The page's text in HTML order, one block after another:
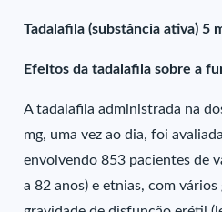
Tadalafila (substância ativa) 5
Efeitos da tadalafila sobre a
A tadalafila administrada na
mg, uma vez ao dia, foi
envolvendo 853 pacientes de
a 82 anos) e etnias, com